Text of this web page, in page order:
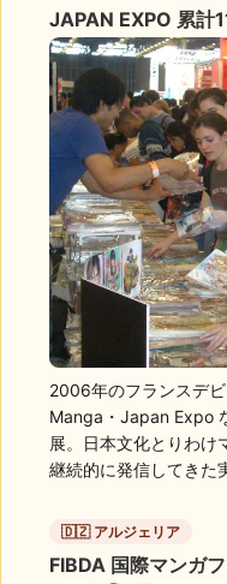
JAPAN EXPO 累計
2006年のフランスデ
Manga・Japan Expo
展。日本文化とりわけ
継続的に発信してきた
🇩🇿 アルジェリア
FIBDA 国際マンガ